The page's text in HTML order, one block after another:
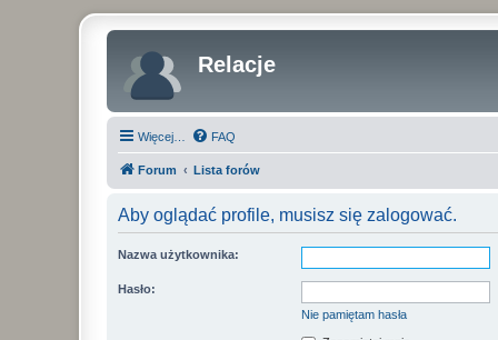
Relacje
Więcej… FAQ
Forum Lista forów
Aby oglądać profile, musisz się zalogować.
Nazwa użytkownika:
Hasło:
Nie pamiętam hasła